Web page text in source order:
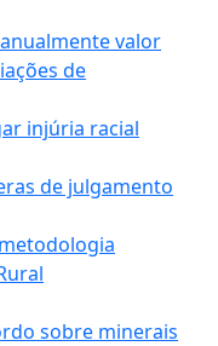
valor
de
injúria racial
de julgamento
sobre minerais